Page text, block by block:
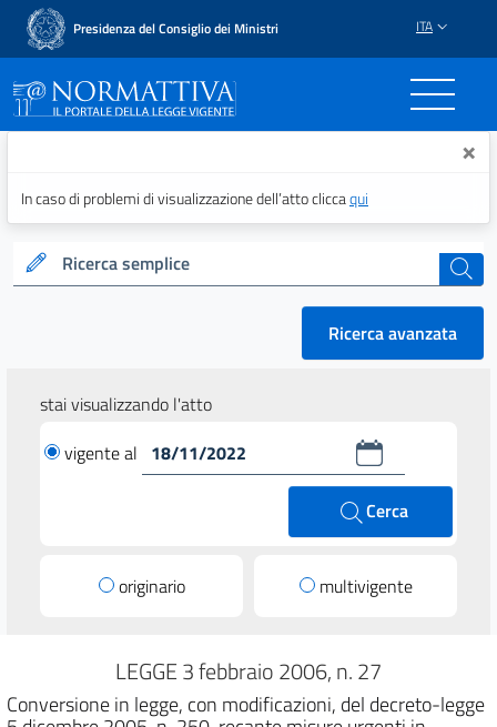
Presidenza del Consiglio dei Ministri ITA
Normattiva - Il portale ×
In caso di problemi di visualizzazione dell’atto cliccaqui
Ricerca semplice cerca
Ricerca avanzata
stai visualizzando l'atto
vigente al
Cerca
originario multivigente
LEGGE 3 febbraio 2006, n. 27
Conversione in legge, con modificazioni, del decreto-legge